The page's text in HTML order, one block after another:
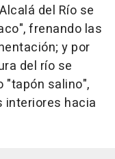
del Río se
frenando las
y por
del río se
"tapón salino",
interiores hacia